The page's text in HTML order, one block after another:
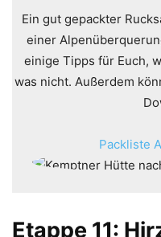
Ein gut gepackter
einer
einige Tipps für Euch,
was nicht. Außerdem
Packliste
Etappe 11: